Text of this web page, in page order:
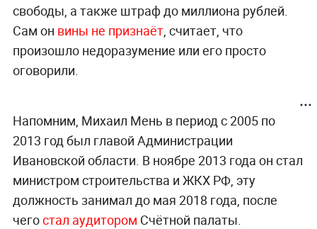
свободы, а также штраф до миллиона рублей.
Сам он вины не признаёт, считает, что
произошло недоразумение или его просто
оговорили.
Напомним, Михаил Мень в период с 2005 по
2013 год был главой Администрации
Ивановской области. В ноябре 2013 года он стал
министром строительства и ЖКХ РФ, эту
должность занимал до мая 2018 года, после
чегостал аудитором Счётной палаты.